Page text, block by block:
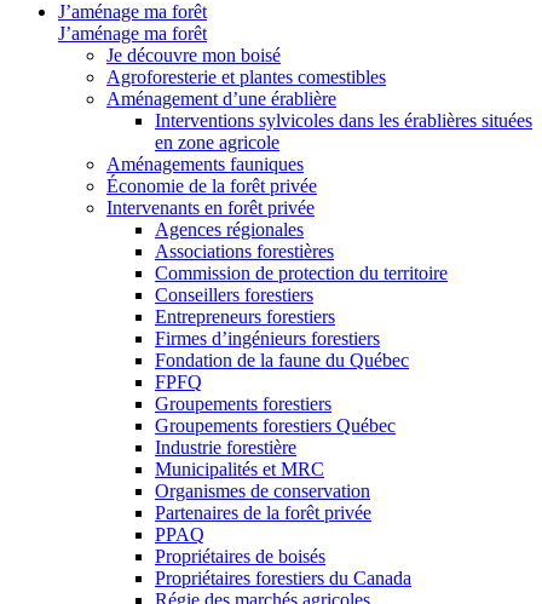
J’aménage ma forêt
J’aménage ma forêt
Je découvre mon boisé
Agroforesterie et plantes comestibles
Aménagement d’une érablière
Interventions sylvicoles dans les érablières situées
en zone agricole
Aménagements fauniques
Économie de la forêt privée
Intervenants en forêt privée
Agences régionales
Associations forestières
Commission de protection du territoire
Conseillers forestiers
Entrepreneurs forestiers
Firmes d’ingénieurs forestiers
Fondation de la faune du Québec
FPFQ
Groupements forestiers
Groupements forestiers Québec
Industrie forestière
Municipalités et MRC
Organismes de conservation
Partenaires de la forêt privée
PPAQ
Propriétaires de boisés
Propriétaires forestiers du Canada
Régie des marchés agricoles